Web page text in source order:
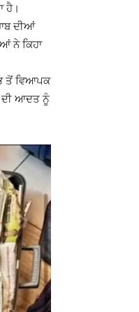
ਹੈ।
ਦੀਆਂ
ਨੇ ਕਿਹਾ
ਤੋਂ ਵਿਆਪਕ
ਦੀ ਆਦਤ ਨੂੰ